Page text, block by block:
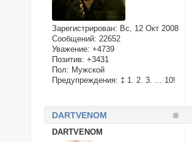
Зарегистрирован: Вс, 12 Окт 2008
Сообщений: 22652
Уважение: +4739
Позитив: +3431
Пол: Мужской
Предупреждения: ‡ 1. 2. 3. ... 10!
DARTVENOM
DARTVENOM